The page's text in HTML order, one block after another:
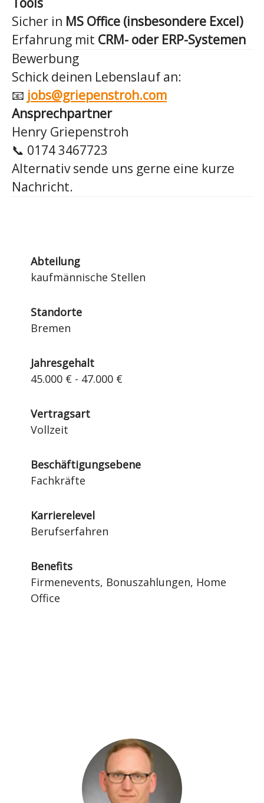
Sicher in MS Office (insbesondere Excel)
Erfahrung mit CRM- oder ERP-Systemen
Bewerbung
Schick deinen Lebenslauf an:
📧 jobs@griepenstroh.com
Ansprechpartner
Henry Griepenstroh
📞 0174 3467723
Alternativ sende uns gerne eine kurze
Nachricht.
Abteilung
kaufmännische Stellen
Standorte
Bremen
Jahresgehalt
45.000 € - 47.000 €
Vertragsart
Vollzeit
Beschäftigungsebene
Fachkräfte
Karrierelevel
Berufserfahren
Benefits
Firmenevents, Bonuszahlungen, Home
Office